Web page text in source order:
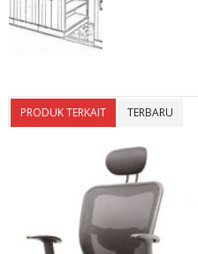
PRODUK TERKAIT TERBARU